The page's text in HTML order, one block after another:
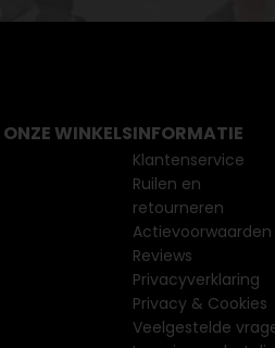
WINKELSINFORMATIE
Klantenservice
Ruilen en
retourneren
Actievoorwaarden
Reviews
Privacyverklaring
Privacy & Cookies
Veelgestelde